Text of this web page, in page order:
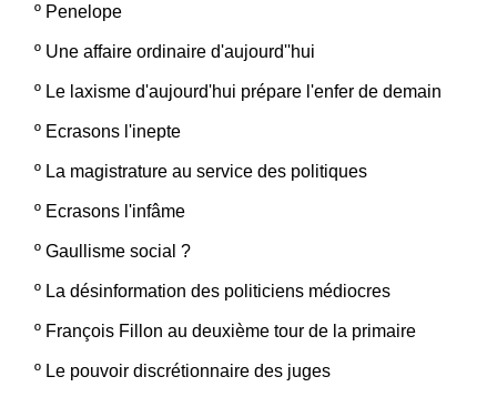
º Penelope
º Une affaire ordinaire d'aujourd''hui
º Le laxisme d'aujourd'hui prépare l'enfer de demain
º Ecrasons l'inepte
º La magistrature au service des politiques
º Ecrasons l'infâme
º Gaullisme social ?
º La désinformation des politiciens médiocres
º François Fillon au deuxième tour de la primaire
º Le pouvoir discrétionnaire des juges